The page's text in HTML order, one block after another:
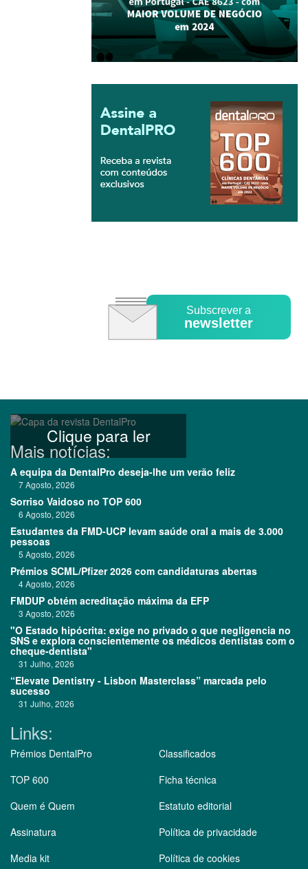
Subscrever a
newsletter
Clique para ler
Mais notícias:
A equipa da DentalPro deseja-lhe um verão feliz
7 Agosto, 2026
Sorriso Vaidoso no TOP 600
6 Agosto, 2026
Estudantes da FMD-UCP levam saúde oral a mais de 3.000
pessoas
5 Agosto, 2026
Prémios SCML/Pfizer 2026 com candidaturas abertas
4 Agosto, 2026
FMDUP obtém acreditação máxima da EFP
3 Agosto, 2026
"O Estado hipócrita: exige no privado o que negligencia no
SNS e explora conscientemente os médicos dentistas com o
cheque-dentista"
31 Julho, 2026
“Elevate Dentistry - Lisbon Masterclass” marcada pelo
sucesso
31 Julho, 2026
Links:
Prémios DentalPro
TOP 600
Quem é Quem
Assinatura
Media kit
Classificados
Ficha técnica
Estatuto editorial
Política de privacidade
Política de cookies